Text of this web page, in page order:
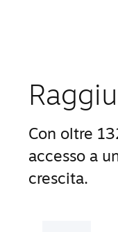
Con oltre
accesso a
crescita.